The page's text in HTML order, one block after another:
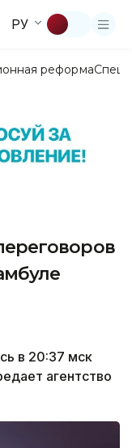
РУ
реформа
в 20:37 мск
агентство